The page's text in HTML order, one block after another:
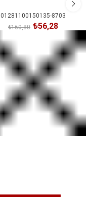
01281100150135-8703
₺56,28
₺160,80